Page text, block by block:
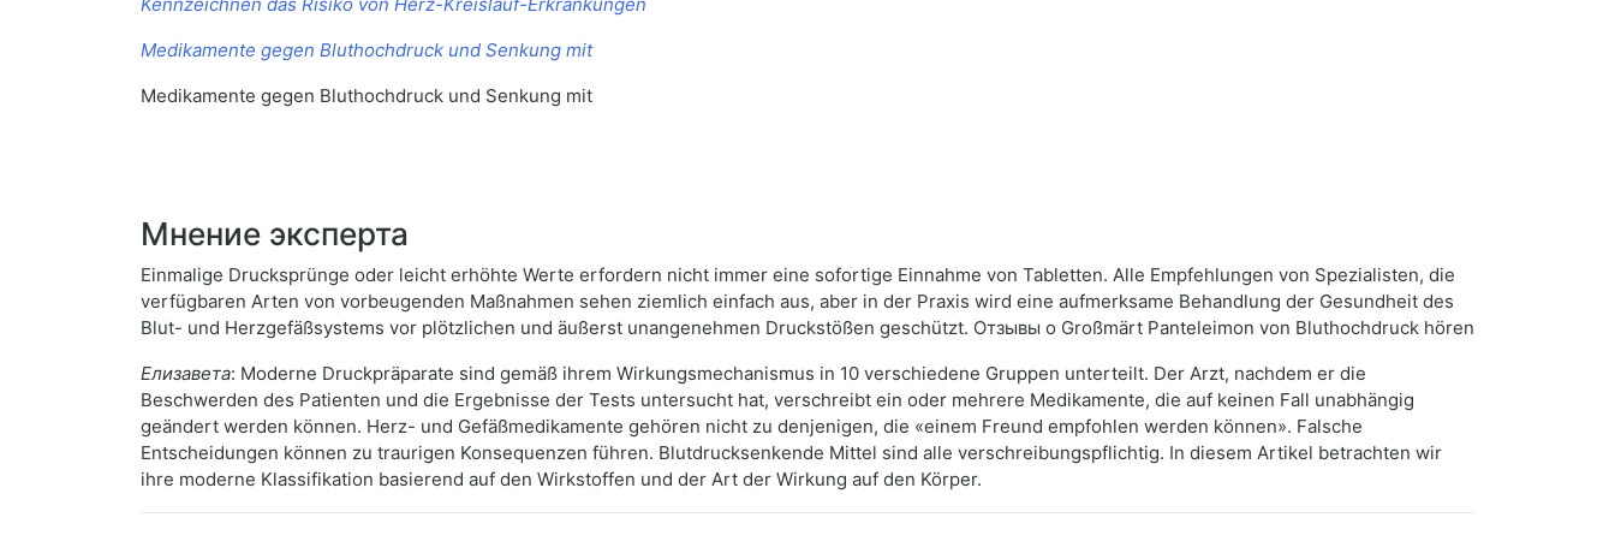
Medikamente gegen Bluthochdruck und Senkung mit
Medikamente gegen Bluthochdruck und Senkung mit
Мнение эксперта
Einmalige Drucksprünge oder leicht erhöhte Werte erfordern nicht immer eine sofortige Einnahme von Tabletten. Alle Empfehlungen von Spezialisten, die
verfügbaren Arten von vorbeugenden Maßnahmen sehen ziemlich einfach aus, aber in der Praxis wird eine aufmerksame Behandlung der Gesundheit des
Blut- und Herzgefäßsystems vor plötzlichen und äußerst unangenehmen Druckstößen geschützt. Отзывы о Großmärt Panteleimon von Bluthochdruck hören
Елизавета: Moderne Druckpräparate sind gemäß ihrem Wirkungsmechanismus in 10 verschiedene Gruppen unterteilt. Der Arzt, nachdem er die
Beschwerden des Patienten und die Ergebnisse der Tests untersucht hat, verschreibt ein oder mehrere Medikamente, die auf keinen Fall unabhängig
geändert werden können. Herz- und Gefäßmedikamente gehören nicht zu denjenigen, die «einem Freund empfohlen werden können». Falsche
Entscheidungen können zu traurigen Konsequenzen führen. Blutdrucksenkende Mittel sind alle verschreibungspflichtig. In diesem Artikel betrachten wir
ihre moderne Klassifikation basierend auf den Wirkstoffen und der Art der Wirkung auf den Körper.